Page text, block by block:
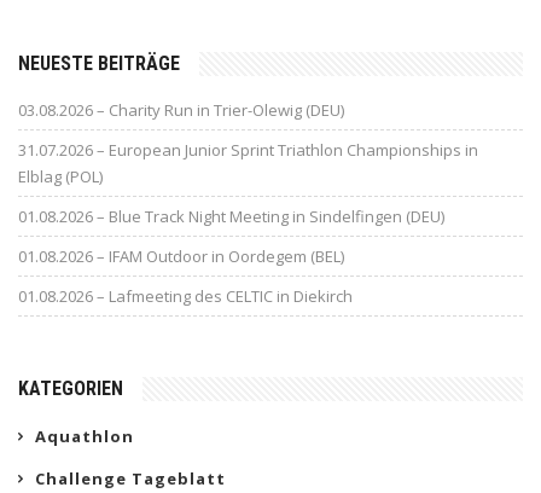
NEUESTE BEITRÄGE
03.08.2026 – Charity Run in Trier-Olewig (DEU)
31.07.2026 – European Junior Sprint Triathlon Championships in
Elblag (POL)
01.08.2026 – Blue Track Night Meeting in Sindelfingen (DEU)
01.08.2026 – IFAM Outdoor in Oordegem (BEL)
01.08.2026 – Lafmeeting des CELTIC in Diekirch
KATEGORIEN
Aquathlon
Challenge Tageblatt